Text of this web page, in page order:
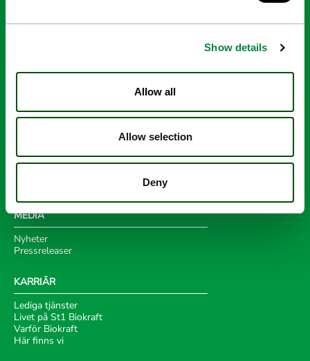
Show details
Allow all
Allow selection
Deny
Kontakt
Biogas
Biogödsel
Effektiv biogasproduktion
MEDIA
Nyheter
Pressreleaser
KARRIÄR
Lediga tjänster
Livet på St1 Biokraft
Varför Biokraft
Här finns vi